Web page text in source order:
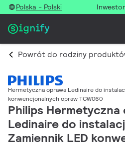
Polska - Polski
Powrót do rodziny
Hermetyczna oprawa Ledinaire do
konwencjonalnych opraw TCW060
Philips Hermetyczna
Ledinaire do
Zamiennik LED